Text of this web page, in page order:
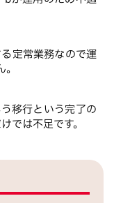
定常業務なので運
移行という完了の
では不足です。